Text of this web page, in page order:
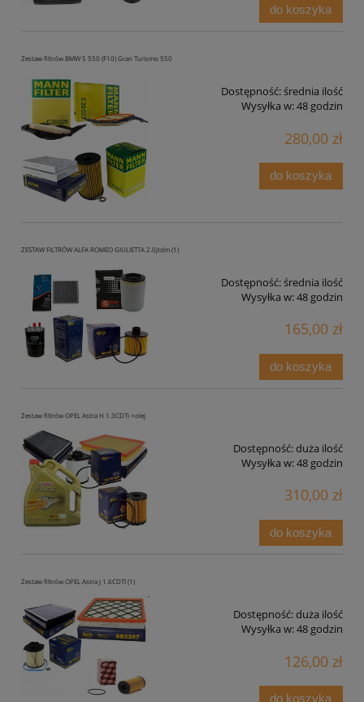
do koszyka
Zestaw filtrów BMW 5 550 (F10) Gran Turismo 550
Dostępność:średnia ilość
Wysyłka w:48 godzin
280,00 zł
do koszyka
ZESTAW FILTRÓW ALFA ROMEO GIULIETTA 2.0jtdm (1)
Dostępność:średnia ilość
Wysyłka w:48 godzin
165,00 zł
do koszyka
Zestaw filtrów OPEL Astra H 1.3CDTi +olej
Dostępność:duża ilość
Wysyłka w:48 godzin
310,00 zł
do koszyka
Zestaw filtrów OPEL Astra J 1.6CDTI (1)
Dostępność:duża ilość
Wysyłka w:48 godzin
126,00 zł
do koszyka